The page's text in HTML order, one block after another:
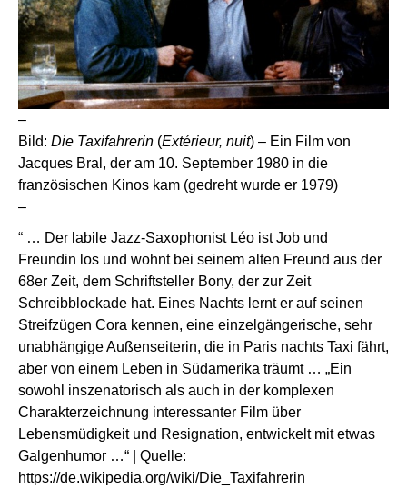
–
Bild: Die Taxifahrerin (Extérieur, nuit) – Ein Film von
Jacques Bral, der am 10. September 1980 in die
französischen Kinos kam (gedreht wurde er 1979)
–
“ … Der labile Jazz-Saxophonist Léo ist Job und
Freundin los und wohnt bei seinem alten Freund aus der
68er Zeit, dem Schriftsteller Bony, der zur Zeit
Schreibblockade hat. Eines Nachts lernt er auf seinen
Streifzügen Cora kennen, eine einzelgängerische, sehr
unabhängige Außenseiterin, die in Paris nachts Taxi fährt,
aber von einem Leben in Südamerika träumt … „Ein
sowohl inszenatorisch als auch in der komplexen
Charakterzeichnung interessanter Film über
Lebensmüdigkeit und Resignation, entwickelt mit etwas
Galgenhumor …“ | Quelle:
https://de.wikipedia.org/wiki/Die_Taxifahrerin